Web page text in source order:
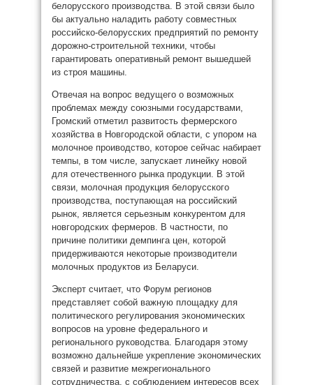
белорусского производства. В этой связи было
бы актуально наладить работу совместных
российско-белорусских предприятий по ремонту
дорожно-строительной техники, чтобы
гарантировать оперативный ремонт вышедшей
из строя машины.
Отвечая на вопрос ведущего о возможных
проблемах между союзными государствами,
Громский отметил развитость фермерского
хозяйства в Новгородской области, с упором на
молочное проиводство, которое сейчас набирает
темпы, в том числе, запускает линейку новой
для отечественного рынка продукции. В этой
связи, молочная продукция белорусского
производства, поступающая на российский
рынок, является серьезным конкурентом для
новгородских фермеров. В частности, по
причине политики демпинга цен, которой
придерживаются некоторые производители
молочных продуктов из Беларуси.
Эксперт считает, что Форум регионов
представляет собой важную площадку для
политического регулирования экономических
вопросов на уровне федерального и
регионального руководства. Благодаря этому
возможно дальнейше укрепление экономических
связей и развитие межрегионального
сотрудничества, с соблюдением интересов всех